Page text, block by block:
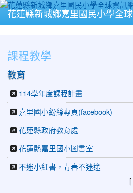
花蓮縣新城鄉嘉里國民小學全
課程教學
教育
114學年度課程計畫
嘉里國小紛絲專頁(facebook)
花蓮縣政府教育處
花蓮縣嘉里國小圖書室
不迷小紅書，青春不迷途
[